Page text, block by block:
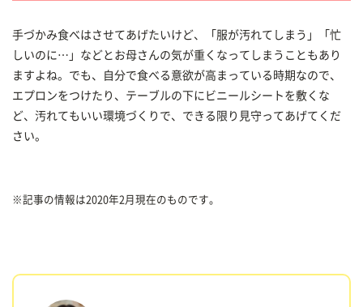
手づかみ食べはさせてあげたいけど、「服が汚れてしまう」「忙
しいのに…」などとお母さんの気が重くなってしまうこともあり
ますよね。でも、自分で食べる意欲が高まっている時期なので、
エプロンをつけたり、テーブルの下にビニールシートを敷くな
ど、汚れてもいい環境づくりで、できる限り見守ってあげてくだ
さい。
※記事の情報は2020年2月現在のものです。